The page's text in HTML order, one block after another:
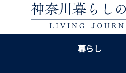
暮らし